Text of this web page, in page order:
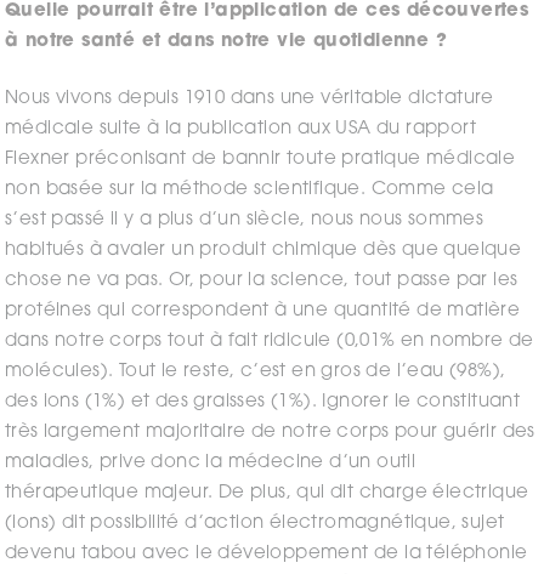
Quelle pourrait être l’application de ces découvertes
à notre santé et dans notre vie quotidienne ?
Nous vivons depuis 1910 dans une véritable dictature
médicale suite à la publication aux USA du rapport
Flexner préconisant de bannir toute pratique médicale
non basée sur la méthode scientifique. Comme cela
s’est passé il y a plus d’un siècle, nous nous sommes
habitués à avaler un produit chimique dès que quelque
chose ne va pas. Or, pour la science, tout passe par les
protéines qui correspondent à une quantité de matière
dans notre corps tout à fait ridicule (0,01% en nombre de
molécules). Tout le reste, c’est en gros de l’eau (98%),
des ions (1%) et des graisses (1%). Ignorer le constituant
très largement majoritaire de notre corps pour guérir des
maladies, prive donc la médecine d’un outil
thérapeutique majeur. De plus, qui dit charge électrique
(ions) dit possibilité d’action électromagnétique, sujet
devenu tabou avec le développement de la téléphonie